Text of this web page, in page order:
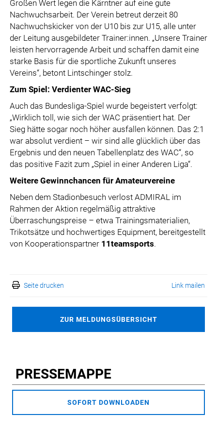
Großen Wert legen die Kärntner auf eine gute
Nachwuchsarbeit. Der Verein betreut derzeit 80
Nachwuchskicker von der U10 bis zur U15, alle unter
der Leitung ausgebildeter Trainer:innen. „Unsere Trainer
leisten hervorragende Arbeit und schaffen damit eine
starke Basis für die sportliche Zukunft unseres
Vereins“, betont Lintschinger stolz.
Zum Spiel: Verdienter WAC-Sieg
Auch das Bundesliga-Spiel wurde begeistert verfolgt:
„Wirklich toll, wie sich der WAC präsentiert hat. Der
Sieg hätte sogar noch höher ausfallen können. Das 2:1
war absolut verdient – wir sind alle glücklich über das
Ergebnis und den neuen Tabellenplatz des WAC“, so
das positive Fazit zum „Spiel in einer Anderen Liga“.
Weitere Gewinnchancen für Amateurvereine
Neben dem Stadionbesuch verlost ADMIRAL im
Rahmen der Aktion regelmäßig attraktive
Überraschungspreise – etwa Trainingsmaterialien,
Trikotsätze und hochwertiges Equipment, bereitgestellt
von Kooperationspartner 11teamsports.
Seite drucken Link mailen
ZUR MELDUNGSÜBERSICHT
PRESSEMAPPE
SOFORT DOWNLOADEN